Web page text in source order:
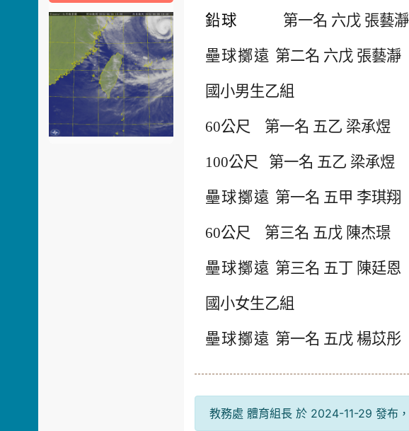
鉛球 第一名 六戊 張藝瀞
壘球擲遠 第二名 六戊 張藝瀞
國小男生乙組
60公尺 第一名 五乙 梁承煜
100公尺 第一名 五乙 梁承煜
壘球擲遠 第一名 五甲 李琪翔
60公尺 第三名 五戊 陳杰璟
壘球擲遠 第三名 五丁 陳廷恩
國小女生乙組
壘球擲遠 第一名 五戊 楊苡彤
教務處 體育組長 於 2024-11-29 發布